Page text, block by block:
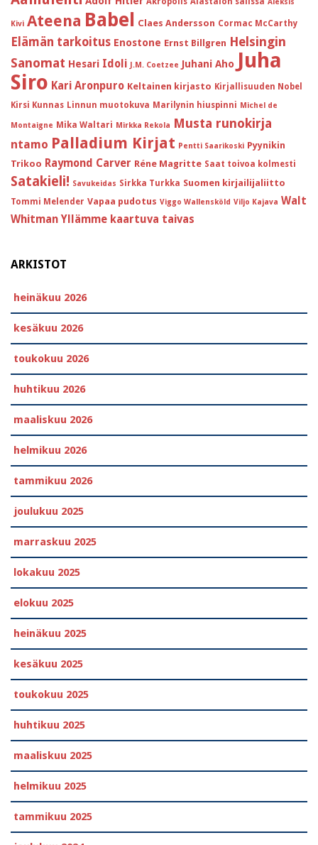
Aleksis
Kivi Ateena Babel Claes Andersson Cormac McCarthy
Elämän tarkoitus Enostone Ernst Billgren Helsingin
Sanomat Hesari Idoli J.M. Coetzee Juhani Aho Juha
Siro Kari Aronpuro Keltainen kirjasto Kirjallisuuden Nobel
Kirsi Kunnas Linnun muotokuva Marilynin hiuspinni Michel de
Montaigne Mika Waltari Mirkka Rekola Musta runokirja
ntamo Palladium Kirjat Pentti Saarikoski Pyynikin
Trikoo Raymond Carver Réne Magritte Saat toivoa kolmesti
Satakieli! Savukeidas Sirkka Turkka Suomen kirjailijaliitto
Tommi Melender Vapaa pudotus Viggo Wallensköld Viljo Kajava Walt
Whitman Yllämme kaartuva taivas
ARKISTOT
heinäkuu 2026
kesäkuu 2026
toukokuu 2026
huhtikuu 2026
maaliskuu 2026
helmikuu 2026
tammikuu 2026
joulukuu 2025
marraskuu 2025
lokakuu 2025
elokuu 2025
heinäkuu 2025
kesäkuu 2025
toukokuu 2025
huhtikuu 2025
maaliskuu 2025
helmikuu 2025
tammikuu 2025